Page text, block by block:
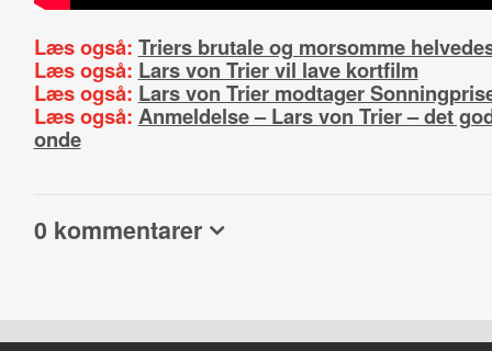
Læs også: Triers brutale og morsomme
Læs også: Lars von Trier vil lave kortfilm
Læs også: Lars von Trier modtager
Læs også: Anmeldelse – Lars von Trier – det
onde
0 kommentarer